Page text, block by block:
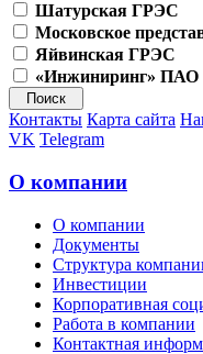
Шатурская ГРЭС
Московское
Яйвинская ГРЭС
«Инжиниринг»
Контакты Карта сайта
VK Telegram
О компании
О компании
Документы
Структура
Инвестиции
Корпоративная
Работа в компании
Контактная